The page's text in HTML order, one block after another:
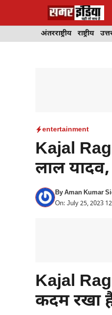
अंतरराष्ट्रीय राष्ट्रीय
entertainment
Kajal
लाल
ByAman Kumar
On: July 25, 2023
Kajal
कदम रखा